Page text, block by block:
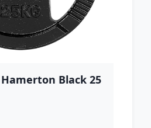
Hamerton Black 25